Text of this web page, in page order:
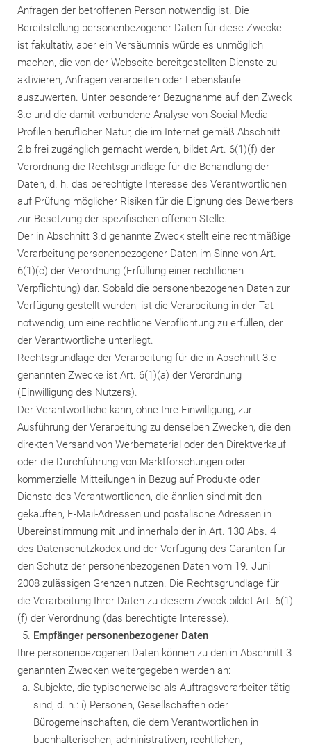
Anfragen der betroffenen Person notwendig ist. Die
Bereitstellung personenbezogener Daten für diese Zwecke
ist fakultativ, aber ein Versäumnis würde es unmöglich
machen, die von der Webseite bereitgestellten Dienste zu
aktivieren, Anfragen verarbeiten oder Lebensläufe
auszuwerten. Unter besonderer Bezugnahme auf den Zweck
3.c und die damit verbundene Analyse von Social-Media-
Profilen beruflicher Natur, die im Internet gemäß Abschnitt
2.b frei zugänglich gemacht werden, bildet Art. 6(1)(f) der
Verordnung die Rechtsgrundlage für die Behandlung der
Daten, d. h. das berechtigte Interesse des Verantwortlichen
auf Prüfung möglicher Risiken für die Eignung des Bewerbers
zur Besetzung der spezifischen offenen Stelle.
Der in Abschnitt 3.d genannte Zweck stellt eine rechtmäßige
Verarbeitung personenbezogener Daten im Sinne von Art.
6(1)(c) der Verordnung (Erfüllung einer rechtlichen
Verpflichtung) dar. Sobald die personenbezogenen Daten zur
Verfügung gestellt wurden, ist die Verarbeitung in der Tat
notwendig, um eine rechtliche Verpflichtung zu erfüllen, der
der Verantwortliche unterliegt.
Rechtsgrundlage der Verarbeitung für die in Abschnitt 3.e
genannten Zwecke ist Art. 6(1)(a) der Verordnung
(Einwilligung des Nutzers).
Der Verantwortliche kann, ohne Ihre Einwilligung, zur
Ausführung der Verarbeitung zu denselben Zwecken, die den
direkten Versand von Werbematerial oder den Direktverkauf
oder die Durchführung von Marktforschungen oder
kommerzielle Mitteilungen in Bezug auf Produkte oder
Dienste des Verantwortlichen, die ähnlich sind mit den
gekauften, E-Mail-Adressen und postalische Adressen in
Übereinstimmung mit und innerhalb der in Art. 130 Abs. 4
des Datenschutzkodex und der Verfügung des Garanten für
den Schutz der personenbezogenen Daten vom 19. Juni
2008 zulässigen Grenzen nutzen. Die Rechtsgrundlage für
die Verarbeitung Ihrer Daten zu diesem Zweck bildet Art. 6(1)
(f) der Verordnung (das berechtigte Interesse).
Empfänger personenbezogener Daten
Ihre personenbezogenen Daten können zu den in Abschnitt 3
genannten Zwecken weitergegeben werden an:
Subjekte, die typischerweise als Auftragsverarbeiter tätig
sind, d. h.: i) Personen, Gesellschaften oder
Bürogemeinschaften, die dem Verantwortlichen in
buchhalterischen, administrativen, rechtlichen,